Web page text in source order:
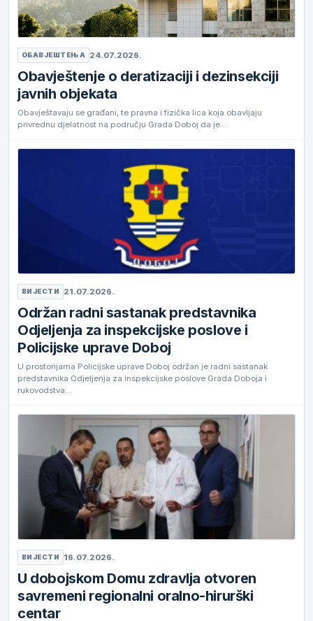
ОБАВЈЕШТЕЊА 24.07.2026.
Obavještenje o deratizaciji i dezinsekciji
javnih objekata
Obavještavaju se građani, te pravna i fizička lica koja obavljaju
privrednu djelatnost na području Grada Doboj da je…
ВИЈЕСТИ 21.07.2026.
Održan radni sastanak predstavnika
Odjeljenja za inspekcijske poslove i
Policijske uprave Doboj
U prostorijama Policijske uprave Doboj održan je radni sastanak
predstavnika Odjeljenja za inspekcijske poslove Grada Doboja i
rukovodstva…
ВИЈЕСТИ 16.07.2026.
U dobojskom Domu zdravlja otvoren
savremeni regionalni oralno-hirurški
centar